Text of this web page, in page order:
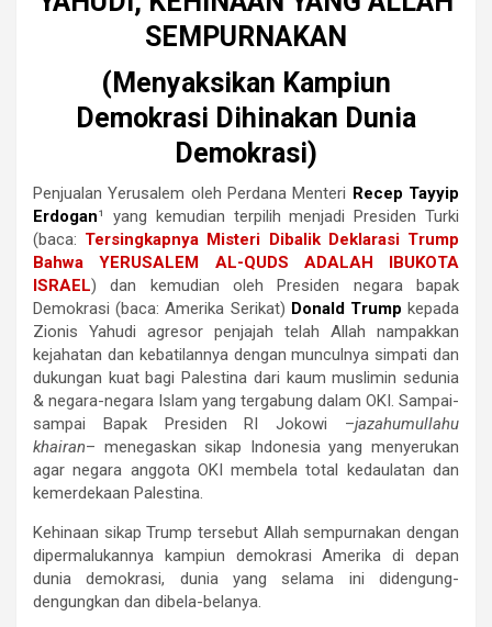
SEMPURNAKAN
(Menyaksikan Kampiun
Demokrasi Dihinakan Dunia
Demokrasi)
Penjualan Yerusalem oleh Perdana Menteri Recep Tayyip
Erdogan¹ yang kemudian terpilih menjadi Presiden Turki
(baca: Tersingkapnya Misteri Dibalik Deklarasi Trump
Bahwa YERUSALEM AL-QUDS ADALAH IBUKOTA
ISRAEL) dan kemudian oleh Presiden negara bapak
Demokrasi (baca: Amerika Serikat) Donald Trump kepada
Zionis Yahudi agresor penjajah telah Allah nampakkan
kejahatan dan kebatilannya dengan munculnya simpati dan
dukungan kuat bagi Palestina dari kaum muslimin sedunia
& negara-negara Islam yang tergabung dalam OKI. Sampai-
sampai Bapak Presiden RI Jokowi –jazahumullahu
khairan– menegaskan sikap Indonesia yang menyerukan
agar negara anggota OKI membela total kedaulatan dan
kemerdekaan Palestina.
Kehinaan sikap Trump tersebut Allah sempurnakan dengan
dipermalukannya kampiun demokrasi Amerika di depan
dunia demokrasi, dunia yang selama ini didengung-
dengungkan dan dibela-belanya.